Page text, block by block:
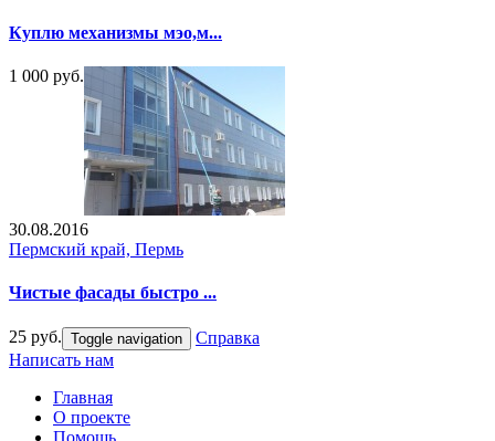
Куплю механизмы мэо,м...
1 000 руб.
30.08.2016
Пермский край, Пермь
Чистые фасады быстро ...
25 руб. Toggle navigation
Справка
Написать нам
Главная
О проекте
Помощь